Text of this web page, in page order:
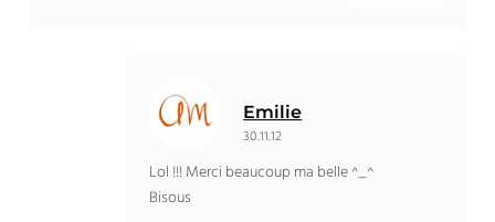
Emilie
30.11.12
Lol !!! Merci beaucoup ma belle ^_^
Bisous